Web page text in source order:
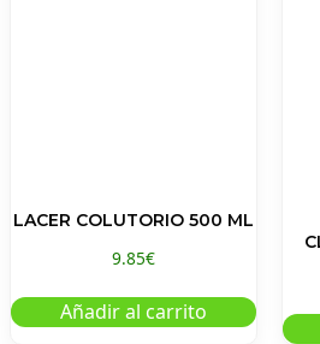
LACER COLUTORIO 500 ML
9.85€
Añadir al carrito